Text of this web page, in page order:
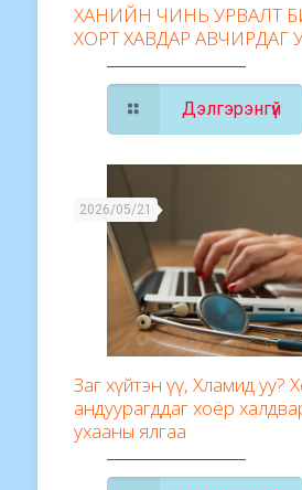
ХАНИЙН ЧИНЬ УРВАЛТ
ХОРТ ХАВДАР АВЧИРДАГ
Дэлгэрэнгүй
2026/05/21
Заг хүйтэн үү, Хламид уу?
андуурагддаг хоёр
ухааны ялгаа